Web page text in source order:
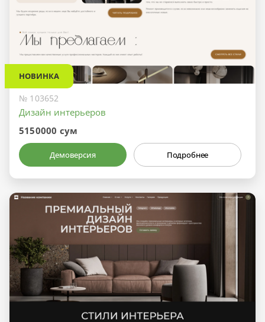
НОВИНКА
№ 103652
Дизайн интерьеров
5150000 сум
Демоверсия Подробнее